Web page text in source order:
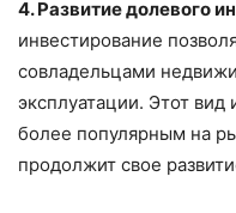
4. Развитие долевого
инвестирование
совладельцами
эксплуатации. Этот вид
более популярным на
продолжит свое